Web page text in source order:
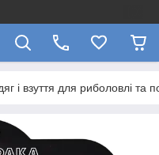
і взуття для риболовлі та